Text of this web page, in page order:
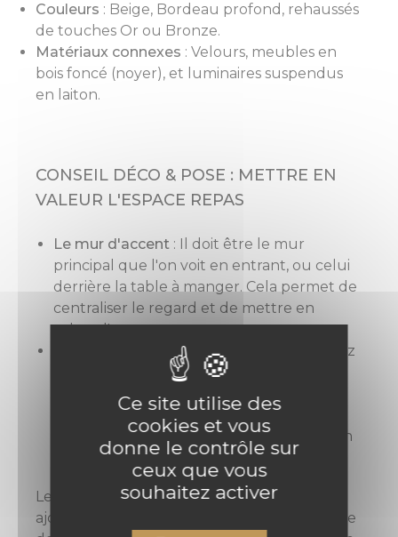
Couleurs : Beige, Bordeau profond, rehaussés
de touches Or ou Bronze.
Matériaux connexes : Velours, meubles en
bois foncé (noyer), et luminaires suspendus
en laiton.
CONSEIL DÉCO & POSE : METTRE EN
VALEUR L'ESPACE REPAS
Le mur d'accent : Il doit être le mur
principal que l'on voit en entrant, ou celui
derrière la table à manger. Cela permet de
centraliser le regard et de mettre en
valeur l'espace repas.
Association de couleurs
: Si vous choisissez
un papier peint à fort motif, peignez les
autres murs dans une couleur unie
reprenant une teinte présente dans le
motif (ex: un Vert Sauge si votre jungle en
contient).
Le papier peint est la solution idéale pour
ajouter de la personnalité sans entreprendre
Ce site utilise des
cookies et vous
donne le contrôle sur
ceux que vous
souhaitez activer